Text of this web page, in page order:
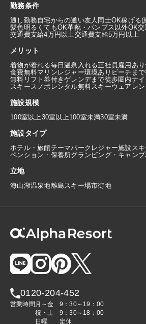
勤務条件
通し勤務自宅からの通い友人同士OK稼げる(
髪色明るくてもOK革靴・パンプス以外OK交
交通費支給4万円以上交通費支給5万円以上
メリット
着物が着れる毎日温泉入れる正社員雇用あり
食費無料マリンレジャー環境あり ビーチま
無料リフト券付きゲレンデまで徒歩圏内ナイ
スキースノボレンタル無料スキーウェアレ
施設規模
100室以上30室以上100室未満30室未満
施設タイプ
ホテル・旅館テーマパーク レジャー施設 ス
ペンション・保養所グランピング・キャン
立地
海山湖温泉地離島 スキー場市街地
0120-204-452
営業時間 月～金
9：30～19：00
祝・土
9：30～18：00
日曜
定休